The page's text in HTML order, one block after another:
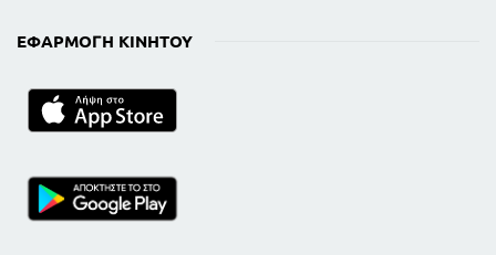
ΕΦΑΡΜΟΓΉ ΚΙΝΗΤΟΎ